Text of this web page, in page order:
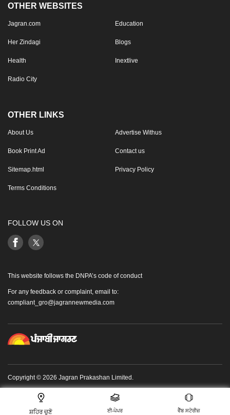
ਸ਼ਹਿਰ ਚੁਣੋ ਈ-ਪੇਪਰ ਵੈੱਬ ਸਟੋਰੀਜ਼
OTHER WEBSITES
Jagran.com Education
Her Zindagi Blogs
Health Inextlive
Radio City
OTHER LINKS
About Us Advertise Withus
Book Print Ad Contact us
Sitemap.html Privacy Policy
Terms Conditions
FOLLOW US ON
This website follows the DNPA’s code of conduct
For any feedback or complaint, email to:
compliant_gro@jagrannewmedia.com
Copyright © 2026 Jagran Prakashan Limited.